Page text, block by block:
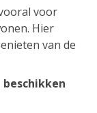
voor
Hier
van de